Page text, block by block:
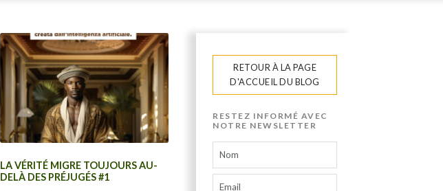
LA VÉRITÉ MIGRE TOUJOURS AU-
DELÀ DES PRÉJUGÉS #1
RETOUR À LA PAGE
D'ACCUEIL DU BLOG
RESTEZ INFORMÉ AVEC
NOTRE NEWSLETTER